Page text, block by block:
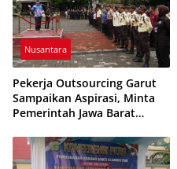
Nusantara
Pekerja Outsourcing Garut
Sampaikan Aspirasi, Minta
Pemerintah Jawa Barat